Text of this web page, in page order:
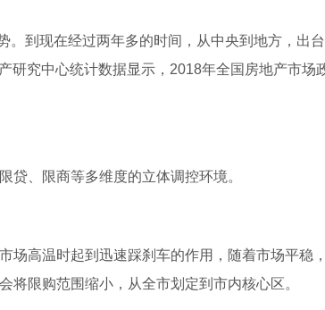
到现在经过两年多的时间，从中央到地方，出
研究中心统计数据显示，2018年全国房地产市场
贷、限商等多维度的立体调控环境。
场高温时起到迅速踩刹车的作用，随着市场平稳
将限购范围缩小，从全市划定到市内核心区。